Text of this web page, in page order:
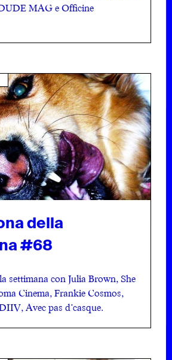
MAG e Officine
della
#68
settimana con Julia Brown, She
Cinema, Frankie Cosmos,
Avec pas d’casque.